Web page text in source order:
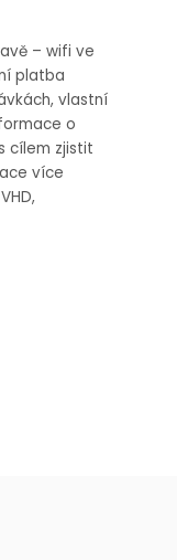
– wifi ve
platba
vlastní
o
cílem zjistit
více